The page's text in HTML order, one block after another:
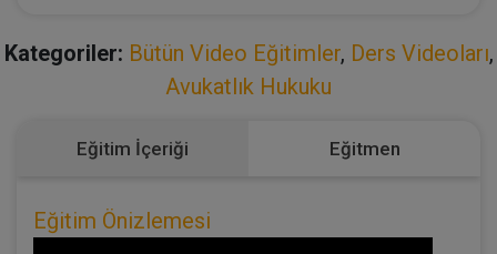
Kategoriler: Bütün Video Eğitimler, Ders Videoları,
Avukatlık Hukuku
Eğitim İçeriği Eğitmen
Eğitim Önizlemesi